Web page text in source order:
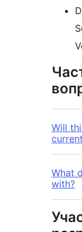
Will
What
with?